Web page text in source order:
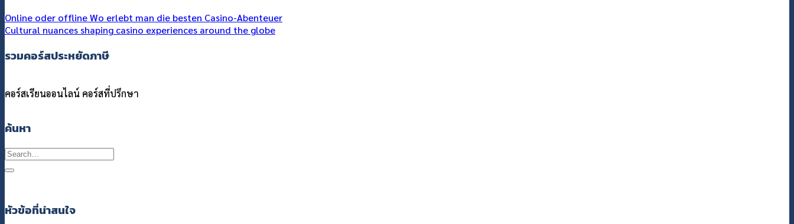
Online oder offline Wo erlebt man die besten Casino-Abenteuer
Cultural nuances shaping casino experiences around the globe
รวมคอร์สประหยัดภาษี
คอร์สเรียนออนไลน์ คอร์สที่ปรึกษา
ค้นหา
Search
หัวข้อที่น่าสนใจ